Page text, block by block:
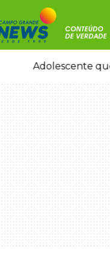
diz delegada